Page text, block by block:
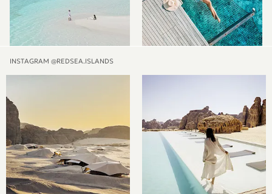
INSTAGRAM @REDSEA.ISLANDS